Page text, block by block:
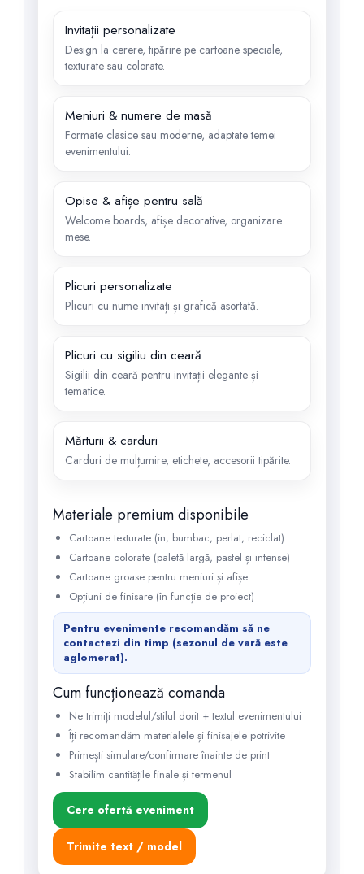
Invitații personalizate
Design la cerere, tipărire pe cartoane speciale,
texturate sau colorate.
Meniuri & numere de masă
Formate clasice sau moderne, adaptate temei
evenimentului.
Opise & afișe pentru sală
Welcome boards, afișe decorative, organizare
mese.
Plicuri personalizate
Plicuri cu nume invitați și grafică asortată.
Plicuri cu sigiliu din ceară
Sigilii din ceară pentru invitații elegante și
tematice.
Mărturii & carduri
Carduri de mulțumire, etichete, accesorii tipărite.
Materiale premium disponibile
Cartoane texturate (in, bumbac, perlat, reciclat)
Cartoane colorate (paletă largă, pastel și intense)
Cartoane groase pentru meniuri și afișe
Opțiuni de finisare (în funcție de proiect)
Pentru evenimente recomandăm să ne
contactezi din timp (sezonul de vară este
aglomerat).
Cum funcționează comanda
Ne trimiți modelul/stilul dorit + textul evenimentului
Îți recomandăm materialele și finisajele potrivite
Primești simulare/confirmare înainte de print
Stabilim cantitățile finale și termenul
Cere ofertă eveniment
Trimite text / model